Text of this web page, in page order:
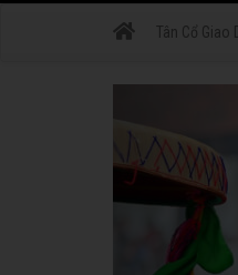
Tân Cổ Giao